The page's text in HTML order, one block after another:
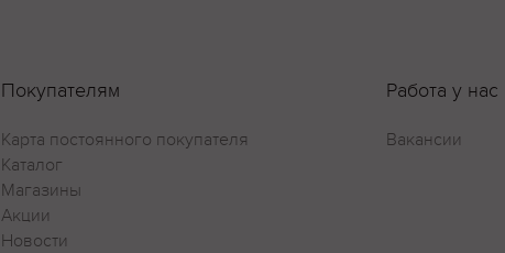
Покупателям
Карта постоянного покупателя
Каталог
Магазины
Акции
Новости
Работа у нас
Вакансии